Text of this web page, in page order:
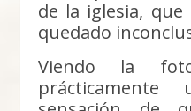
de la iglesia,
quedado
Viendo la